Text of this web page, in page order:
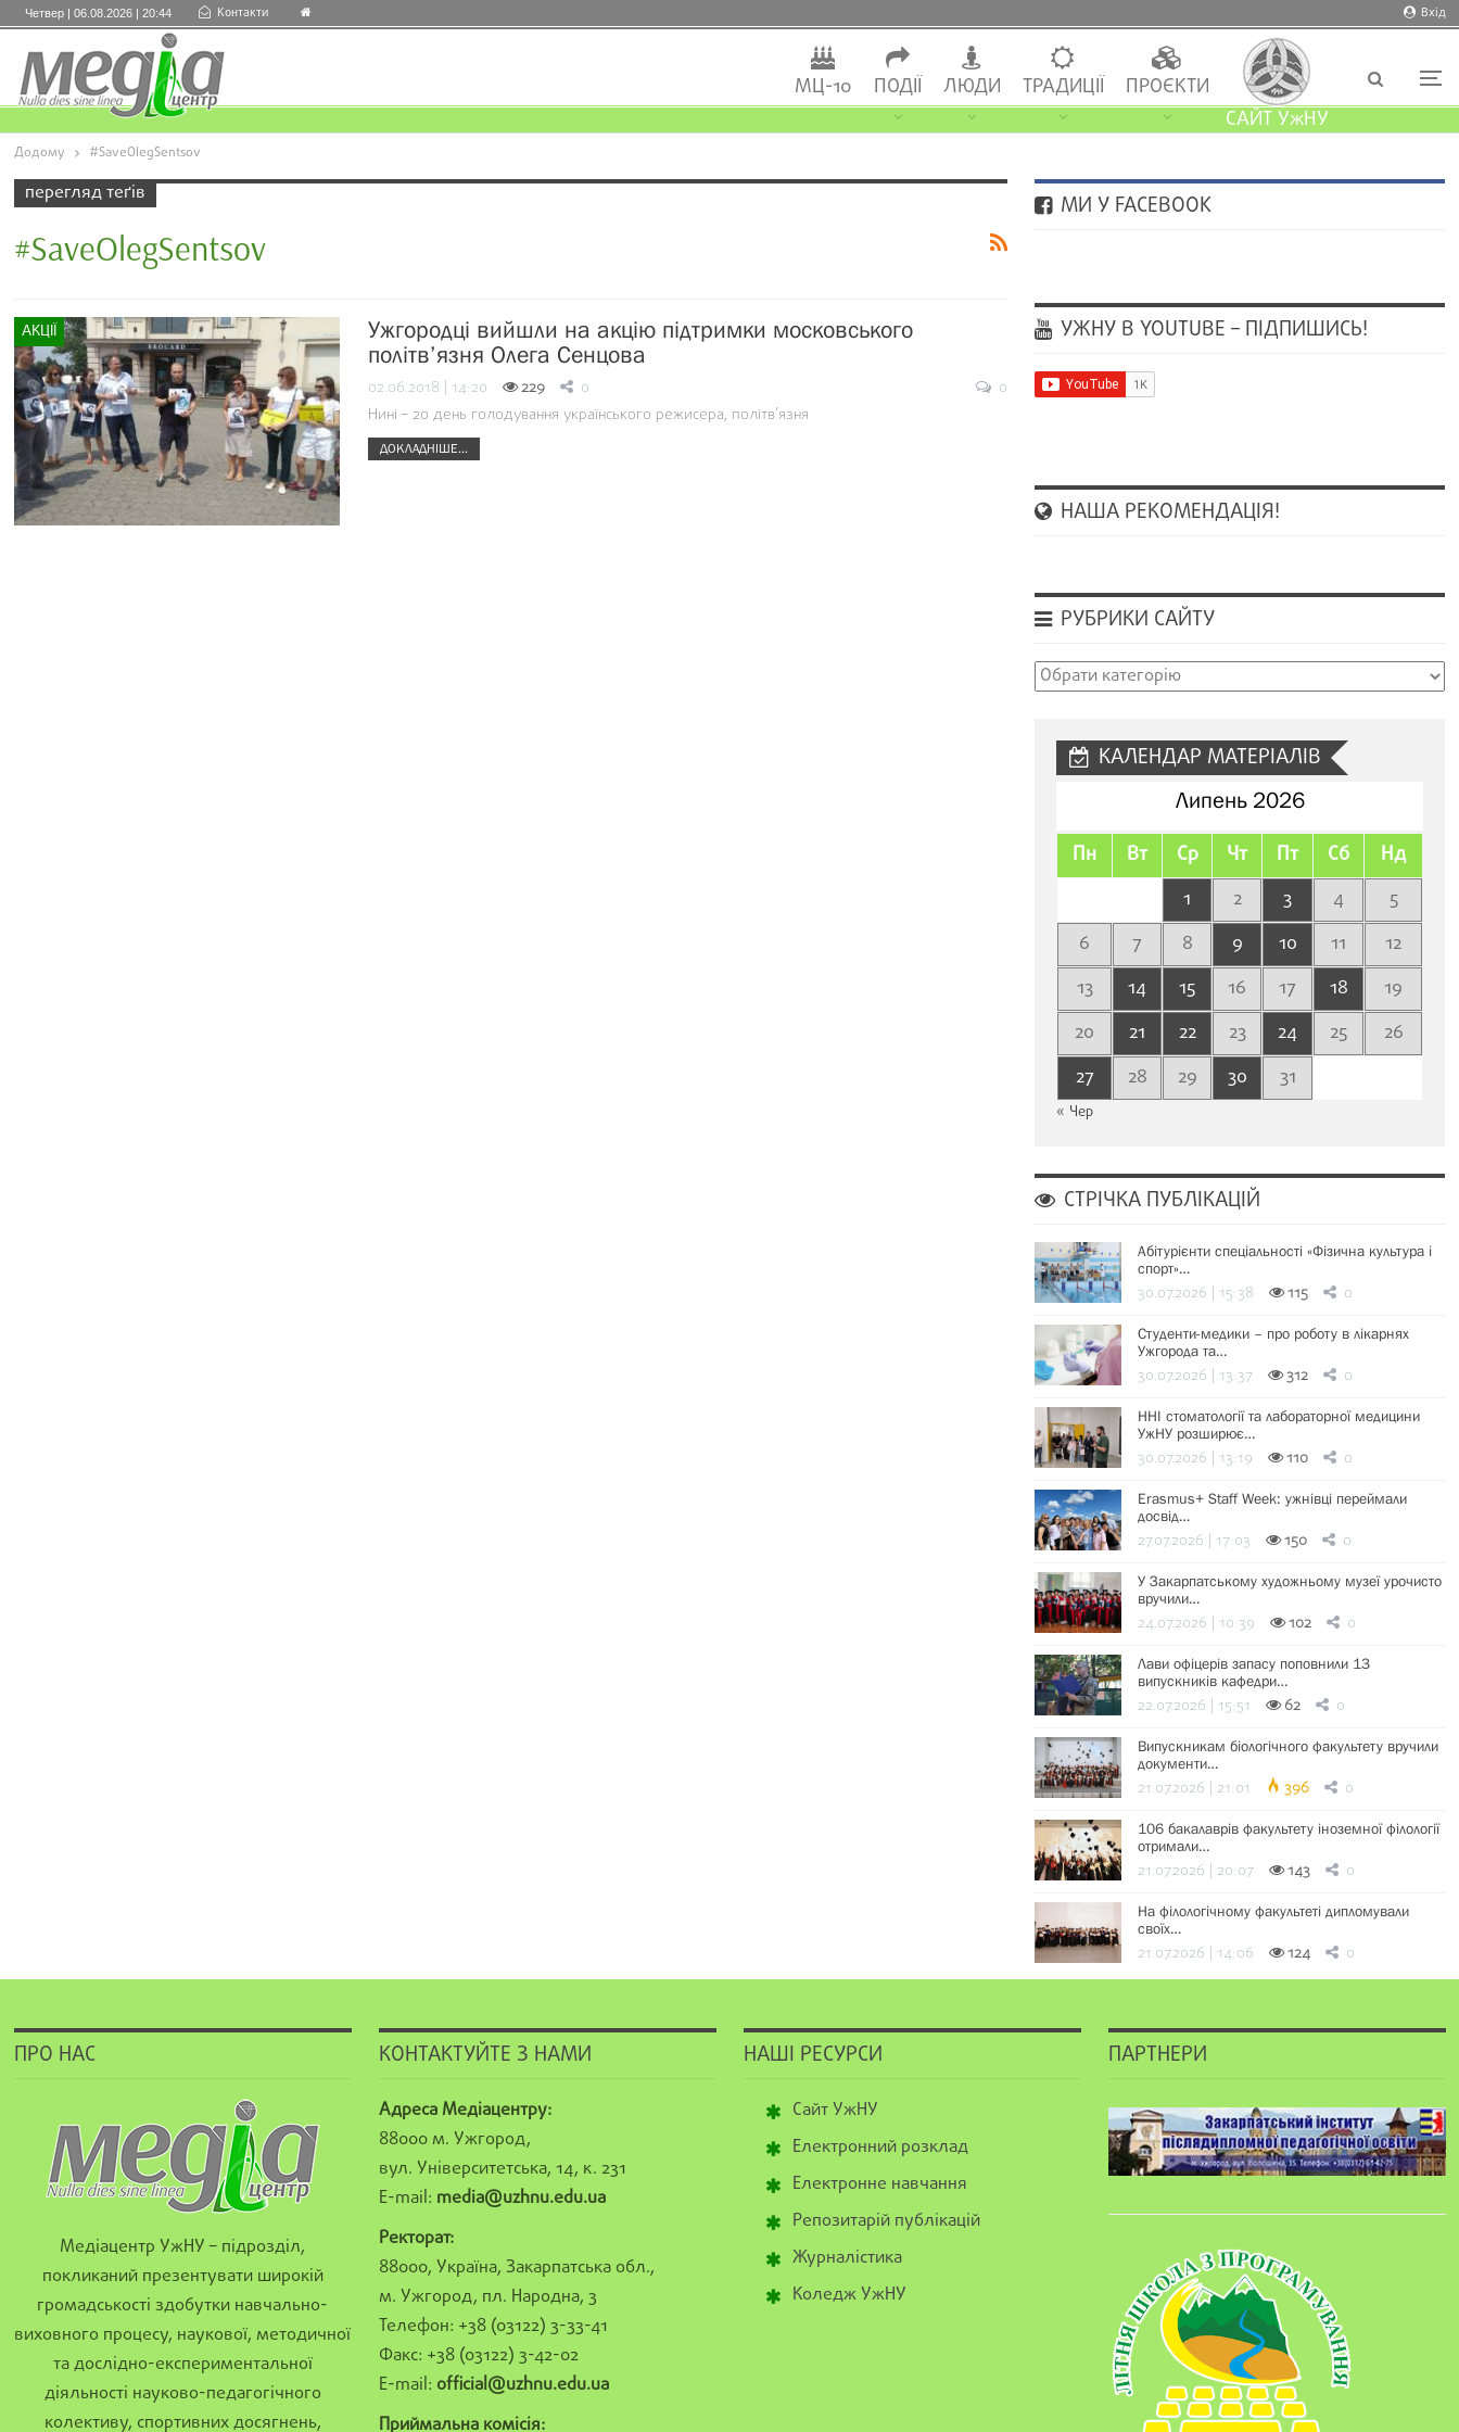
Вхід
Четвер | 06.08.2026 | 20:44 Контакти
МЦ-10 ПОДІЇ ЛЮДИ ТРАДИЦІЇ
ПРОЄКТИ
САЙТ УжНУ
Додому #SaveOlegSentsov
перегляд теґів
#SaveOlegSentsov
АКЦІЇ
Ужгородці вийшли на акцію підтримки московського
політв’язня Олега Сенцова
02.06.2018 | 14:20 229 0
0
Нині – 20 день голодування українського режисера, політв’язня
ДОКЛАДНІШЕ...
МИ У FACEBOOK
УЖНУ В YOUTUBE – ПІДПИШИСЬ!
НАША РЕКОМЕНДАЦІЯ!
РУБРИКИ САЙТУ
Рубрики
КАЛЕНДАР МАТЕРІАЛІВ
Липень 2026
Пн Вт Ср Чт Пт Сб Нд
1 2 3 4
5
6
7 8 9 10 11
12
13
14 15 16 17 18
19
20
21 22 23 24 25
26
27
28 29 30 31
« Чер
СТРІЧКА ПУБЛІКАЦІЙ
Абітурієнти спеціальності «Фізична культура і
спорт»…
30.07.2026 | 15:38 115 0
Студенти-медики – про роботу в лікарнях
Ужгорода та…
30.07.2026 | 13:37 312 0
ННІ стоматології та лабораторної медицини
УжНУ розширює…
30.07.2026 | 13:19 110 0
Erasmus+ Staff Week: ужнівці переймали
досвід…
27.07.2026 | 17:03 150 0
У Закарпатському художньому музеї урочисто
вручили…
24.07.2026 | 10:39 102 0
Лави офіцерів запасу поповнили 13
випускників кафедри…
22.07.2026 | 15:51 62 0
Випускникам біологічного факультету вручили
документи…
21.07.2026 | 21:01 396 0
106 бакалаврів факультету іноземної філології
отримали…
21.07.2026 | 20:07 143 0
На філологічному факультеті дипломували
своїх…
21.07.2026 | 14:06 124 0
ПРО НАС
Медіацентр УжНУ – підрозділ,
покликаний презентувати широкій
громадськості здобутки навчально-
виховного процесу, наукової, методичної
та дослідно-експериментальної
діяльності науково-педагогічного
колективу, спортивних досягнень,
КОНТАКТУЙТЕ З НАМИ
Адреса Медіацентру:
88000 м. Ужгород,
вул. Університетська, 14, к. 231
E-mail: media@uzhnu.edu.ua
Ректорат:
88000, Україна, Закарпатська обл.,
м. Ужгород, пл. Народна, 3
Телефон: +38 (03122) 3-33-41
Факс: +38 (03122) 3-42-02
E-mail: official@uzhnu.edu.ua
Приймальна комісія:
НАШІ РЕСУРСИ
Сайт УжНУ
Електронний розклад
Електронне навчання
Репозитарій публікацій
Журналістика
Коледж УжНУ
ПАРТНЕРИ